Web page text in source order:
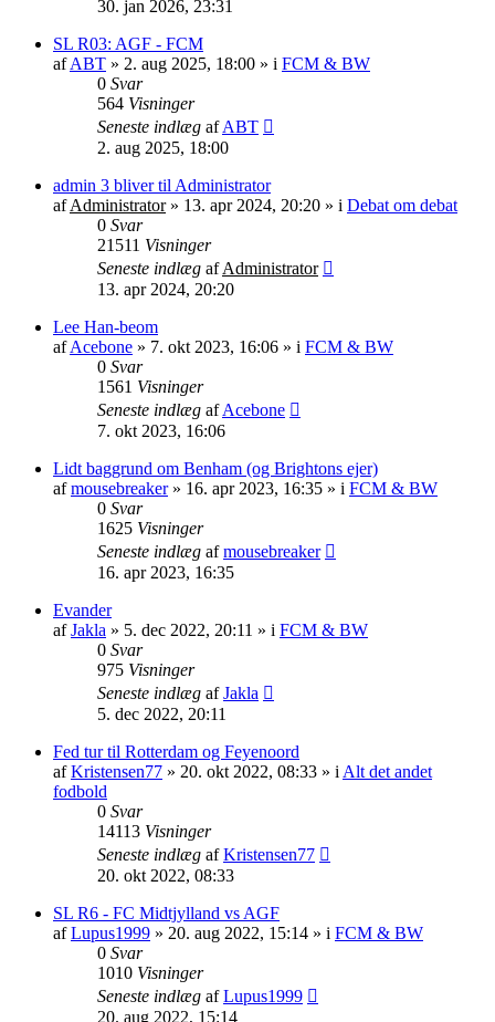
30. jan 2026, 23:31
SL R03: AGF - FCM
afABT » 2. aug 2025, 18:00 » i FCM & BW
0 Svar
564 Visninger
Seneste indlæg afABT
2. aug 2025, 18:00
admin 3 bliver til Administrator
afAdministrator» 13. apr 2024, 20:20 » i Debat om debat
0 Svar
21511 Visninger
Seneste indlæg afAdministrator
13. apr 2024, 20:20
Lee Han-beom
afAcebone » 7. okt 2023, 16:06 » i FCM & BW
0 Svar
1561 Visninger
Seneste indlæg afAcebone
7. okt 2023, 16:06
Lidt baggrund om Benham (og Brightons ejer)
afmousebreaker» 16. apr 2023, 16:35 » i FCM & BW
0 Svar
1625 Visninger
Seneste indlæg afmousebreaker
16. apr 2023, 16:35
Evander
afJakla » 5. dec 2022, 20:11 » i FCM & BW
0 Svar
975 Visninger
Seneste indlæg afJakla
5. dec 2022, 20:11
Fed tur til Rotterdam og Feyenoord
afKristensen77 » 20. okt 2022, 08:33 » i Alt det andet
fodbold
0 Svar
14113 Visninger
Seneste indlæg afKristensen77
20. okt 2022, 08:33
SL R6 - FC Midtjylland vs AGF
afLupus1999 » 20. aug 2022, 15:14 » i FCM & BW
0 Svar
1010 Visninger
Seneste indlæg afLupus1999
20. aug 2022, 15:14